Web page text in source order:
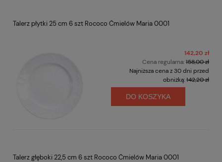
Talerz płytki 25 cm 6 szt Rococo Ćmielów Maria 0001
142,20 zł
Cena regularna:158,00 zł
Najniższa cena z 30 dni przed
obniżką:142,20 zł
DO KOSZYKA
Talerz głęboki 22,5 cm 6 szt Rococo Ćmielów Maria 0001